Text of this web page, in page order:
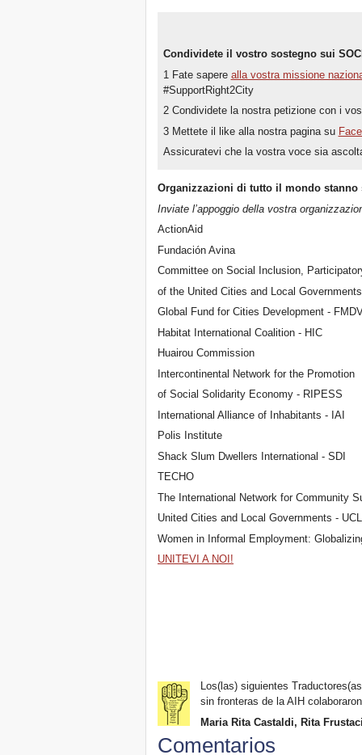
Condividete il vostro sostegno sui
1 Fate sapere alla vostra missione
#SupportRight2City
2 Condividete la nostra petizione con i
3 Mettete il like alla nostra pagina su
Assicuratevi che la vostra voce sia
Organizzazioni di tutto il mondo
Inviate l’appoggio della vostra
ActionAid
Fundación Avina
Committee on Social Inclusion,
of the United Cities and Local
Global Fund for Cities Development -
Habitat International Coalition - HIC
Huairou Commission
Intercontinental Network for the Promotion
of Social Solidarity Economy - RIPESS
International Alliance of Inhabitants - IAI
Polis Institute
Shack Slum Dwellers International - SDI
TECHO
The International Network for Community
United Cities and Local Governments -
Women in Informal Employment:
UNITEVI A NOI!
Los(las) siguientes
sin fronteras de la AIH
Maria Rita Castaldi, Rita
Comentarios